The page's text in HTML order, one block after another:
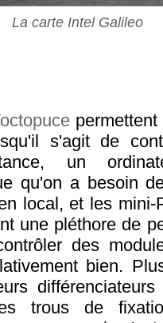
La carte Intel Galileo
permettent
s'agit de
un
qu'on a besoin
local, et les
une pléthore de
des
bien.
trous de